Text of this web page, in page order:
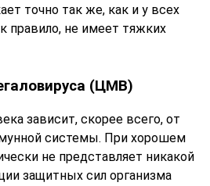
точно так же, как и у всех
правило, не имеет тяжких
(ЦМВ)
зависит, скорее всего, от
системы. При хорошем
не представляет никакой
защитных сил организма